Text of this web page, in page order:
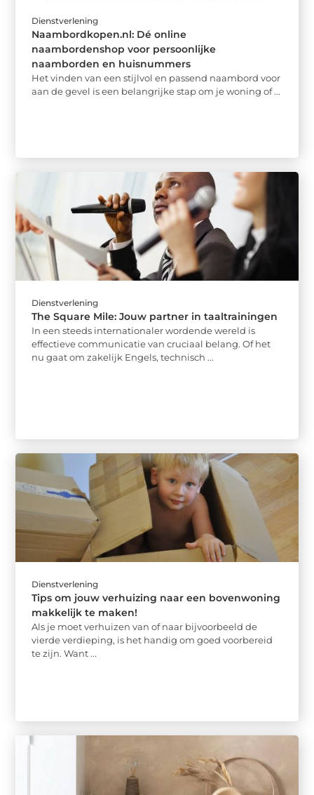
Dienstverlening
Naambordkopen.nl: Dé online
naambordenshop voor persoonlijke
naamborden en huisnummers
Het vinden van een stijlvol en passend naambord voor
aan de gevel is een belangrijke stap om je woning of ...
Dienstverlening
The Square Mile: Jouw partner in taaltrainingen
In een steeds internationaler wordende wereld is
effectieve communicatie van cruciaal belang. Of het
nu gaat om zakelijk Engels, technisch ...
Dienstverlening
Tips om jouw verhuizing naar een bovenwoning
makkelijk te maken!
Als je moet verhuizen van of naar bijvoorbeeld de
vierde verdieping, is het handig om goed voorbereid
te zijn. Want ...